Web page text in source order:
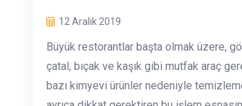
12 Aralık 2019
Büyük restorantlar başta olmak üzere,
çatal, bıçak ve kaşık gibi mutfak araç
bazı kimyevi ürünler nedeniyle